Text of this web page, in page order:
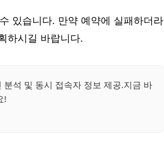
있습니다. 만약 예약에 실패하더라
하시길 바랍니다.
석 및 동시 접속자 정보 제공.지금 바
!